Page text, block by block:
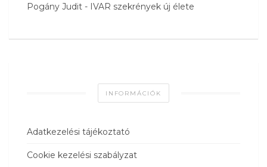
Pogány Judit - IVAR szekrények új élete
INFORMÁCIÓK
Adatkezelési tájékoztató
Cookie kezelési szabályzat